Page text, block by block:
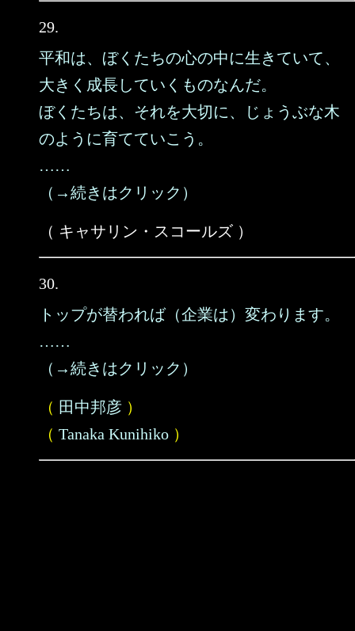
29.
平和は、ぼくたちの心の中に生きていて、
大きく成長していくものなんだ。
ぼくたちは、それを大切に、じょうぶな木
のように育てていこう。
……
（→続きはクリック）
（ キャサリン・スコールズ ）
30.
トップが替われば（企業は）変わります。
……
（→続きはクリック）
（ 田中邦彦 ）
（ Tanaka Kunihiko ）